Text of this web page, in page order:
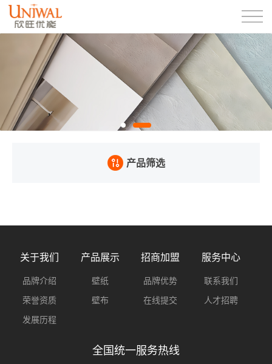
产品筛选
关于我们
品牌介绍
荣誉资质
发展历程
产品展示
壁纸
壁布
招商加盟
品牌优势
在线提交
服务中心
联系我们
人才招聘
全国统一服务热线